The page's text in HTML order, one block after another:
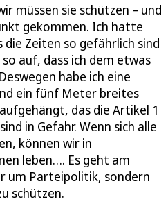
müssen sie schützen – und
gekommen. Ich hatte
die Zeiten so gefährlich sind
auf, dass ich dem etwas
habe ich eine
ein fünf Meter breites
das die Artikel 1
in Gefahr. Wenn sich alle
können wir in
leben…. Es geht am
um Parteipolitik, sondern
schützen.